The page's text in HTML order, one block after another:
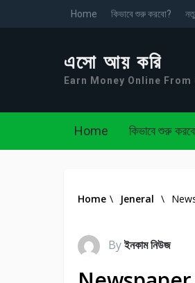
Home কিভাবে শুরু করবো?
এসো আয় করি
Earn Money Online
Home কিভাবে শুরু
Home \ Jeneral \
Byইনকাম নিউজ